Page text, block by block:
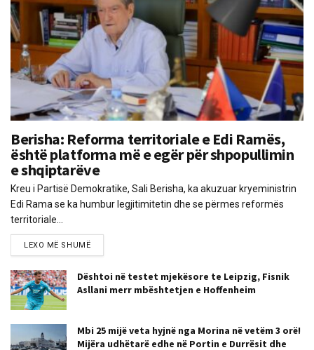
Berisha: Reforma territoriale e Edi Ramës,
është platforma më e egër për shpopullimin
e shqiptarëve
Kreu i Partisë Demokratike, Sali Berisha, ka akuzuar kryeministrin
Edi Rama se ka humbur legjitimitetin dhe se përmes reformës
territoriale...
LEXO MË SHUMË
Dështoi në testet mjekësore te Leipzig, Fisnik
Asllani merr mbështetjen e Hoffenheim
Mbi 25 mijë veta hyjnë nga Morina në vetëm 3 orë!
Mijëra udhëtarë edhe në Portin e Durrësit dhe